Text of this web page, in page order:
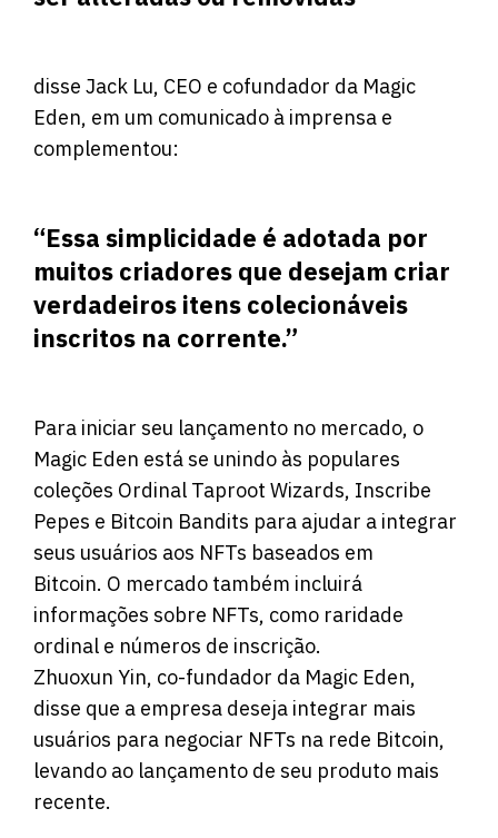
disse Jack Lu, CEO e cofundador da Magic
Eden, em um comunicado à imprensa e
complementou:
“Essa simplicidade é adotada por
muitos criadores que desejam criar
verdadeiros itens colecionáveis ​​
inscritos na corrente.”
Para iniciar seu lançamento no mercado, o
Magic Eden está se unindo às populares
coleções Ordinal Taproot Wizards, Inscribe
Pepes e Bitcoin Bandits para ajudar a integrar
seus usuários aos NFTs baseados em
Bitcoin. O mercado também incluirá
informações sobre NFTs, como raridade
ordinal e números de inscrição.
Zhuoxun Yin, co-fundador da Magic Eden,
disse que a empresa deseja integrar mais
usuários para negociar NFTs na rede Bitcoin,
levando ao lançamento de seu produto mais
recente.